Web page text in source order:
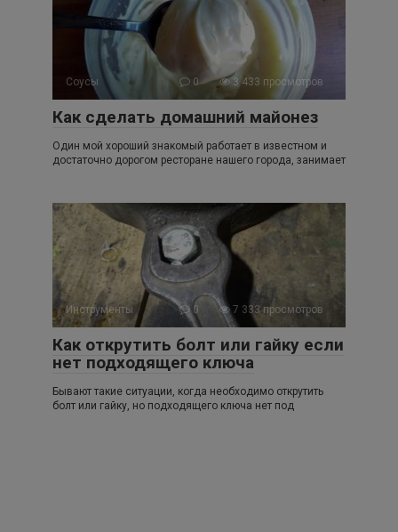
Соусы 0 3 433 просмотров
Как сделать домашний майонез
Один мой хороший знакомый работает в известном и
достаточно дорогом ресторане нашего города, занимает
Инструменты 0 7 333 просмотров
Как открутить болт или гайку если
нет подходящего ключа
Бывают такие ситуации, когда необходимо открутить
болт или гайку, но подходящего ключа нет под